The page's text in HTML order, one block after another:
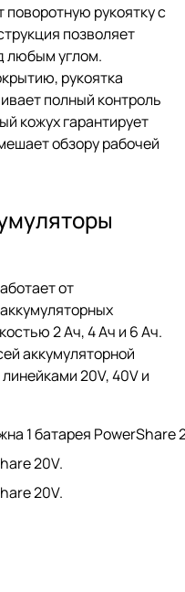
поворотную рукоятку с
позволяет
любым углом.
рукоятка
полный контроль
кожух гарантирует
обзору рабочей
от
2 Ач, 4 Ач и 6 Ач.
аккумуляторной
20V, 40V и
1 батарея PowerShare
20V.
20V.